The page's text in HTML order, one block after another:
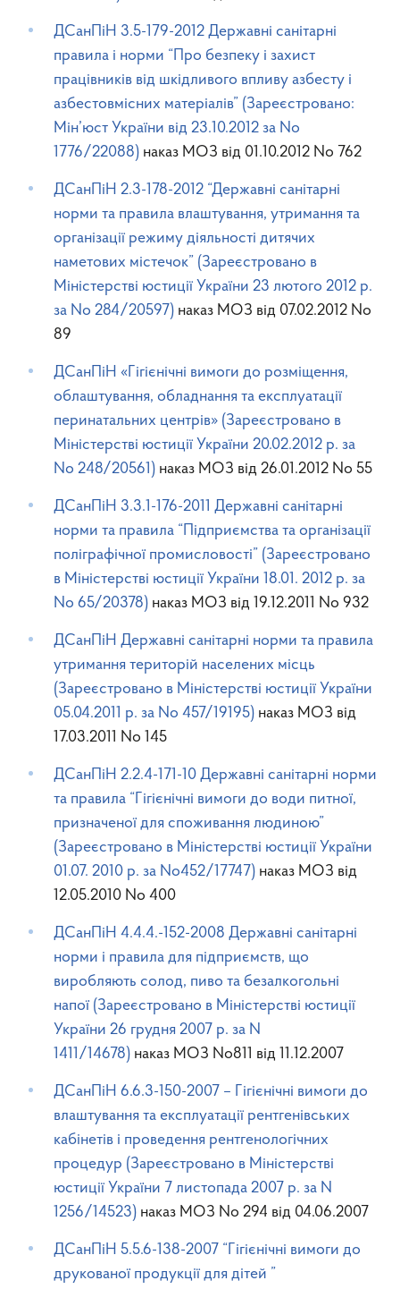
ДСанПіН 3.5-179-2012 Державні санітарні
правила і норми “Про безпеку і захист
працівників від шкідливого впливу азбесту і
азбестовмісних матеріалів” (Зареєстровано:
Мін’юст України від 23.10.2012 за No
1776/22088) наказ МОЗ від 01.10.2012 No 762
ДСанПіН 2.3-178-2012 “Державні санітарні
норми та правила влаштування, утримання та
організації режиму діяльності дитячих
наметових містечок” (Зареєстровано в
Міністерстві юстиції України 23 лютого 2012 р.
за No 284/20597) наказ МОЗ від 07.02.2012 No
89
ДСанПіН «Гігієнічні вимоги до розміщення,
облаштування, обладнання та експлуатації
перинатальних центрів» (Зареєстровано в
Міністерстві юстиції України 20.02.2012 р. за
No 248/20561) наказ МОЗ від 26.01.2012 No 55
ДСанПіН 3.3.1-176-2011 Державні санітарні
норми та правила “Підприємства та організації
поліграфічної промисловості” (Зареєстровано
в Міністерстві юстиції України 18.01. 2012 р. за
No 65/20378) наказ МОЗ від 19.12.2011 No 932
ДСанПіН Державні санітарні норми та правила
утримання територій населених місць
(Зареєстровано в Міністерстві юстиції України
05.04.2011 р. за No 457/19195) наказ МОЗ від
17.03.2011 No 145
ДСанПіН 2.2.4-171-10 Державні санітарні норми
та правила “Гігієнічні вимоги до води питної,
призначеної для споживання людиною”
(Зареєстровано в Міністерстві юстиції України
01.07. 2010 р. за No452/17747) наказ МОЗ від
12.05.2010 No 400
ДСанПіН 4.4.4.-152-2008 Державні санітарні
норми і правила для підприємств, що
виробляють солод, пиво та безалкогольні
напої (Зареєстровано в Міністерстві юстиції
України 26 грудня 2007 р. за N
1411/14678) наказ МОЗ No811 від 11.12.2007
ДСанПіН 6.6.3-150-2007 – Гігієнічні вимоги до
влаштування та експлуатації рентгенівських
кабінетів і проведення рентгенологічних
процедур (Зареєстровано в Міністерстві
юстиції України 7 листопада 2007 р. за N
1256/14523) наказ МОЗ No 294 від 04.06.2007
ДСанПіН 5.5.6-138-2007 “Гігієнічні вимоги до
друкованої продукції для дітей ”